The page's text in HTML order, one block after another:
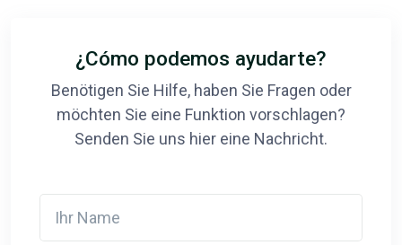
¿Cómo podemos ayudarte?
Benötigen Sie Hilfe, haben Sie Fragen oder
möchten Sie eine Funktion vorschlagen?
Senden Sie uns hier eine Nachricht.